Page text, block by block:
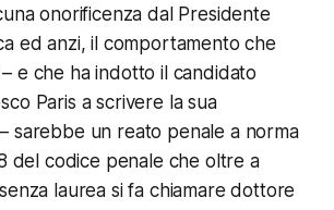
onorificenza dal Presidente
ed anzi, il comportamento che
e che ha indotto il candidato
Paris a scrivere la sua
sarebbe un reato penale a norma
del codice penale che oltre a
laurea si fa chiamare dottore